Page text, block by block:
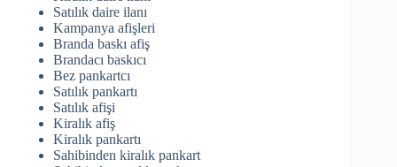
Satılık daire ilanı
Kampanya afişleri
Branda baskı afiş
Brandacı baskıcı
Bez pankartcı
Satılık pankartı
Satılık afişi
Kiralık afiş
Kiralık pankartı
Sahibinden kiralık pankart